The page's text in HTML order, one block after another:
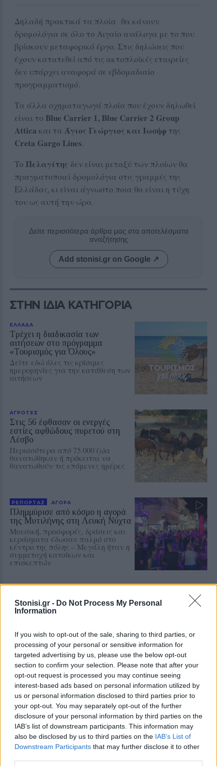
Stonisi.gr - Do Not Process My Personal
Information
If you wish to opt-out of the sale, sharing to third parties, or
processing of your personal or sensitive information for
targeted advertising by us, please use the below opt-out
section to confirm your selection. Please note that after your
opt-out request is processed you may continue seeing
interest-based ads based on personal information utilized by
us or personal information disclosed to third parties prior to
your opt-out. You may separately opt-out of the further
disclosure of your personal information by third parties on the
IAB’s list of downstream participants. This information may
also be disclosed by us to third parties on the IAB’s List of
Downstream Participants that may further disclose it to other
Δηλαδή πρακτικά τα πλοία θα κάνουν
δρομολόγια σε όλο το Αιγαίο ανάλογα με το που
βρίσκουν μεταφορικό έργο. Στις δηλώσεις που
έχουν κατατεθεί από τις ακτοπλοϊκές εταιρείες
δεν υπάρχει αναφορά σε εβδομαδιαίο
προγραμματισμό.
Τα άλλα οχηματαγωγά πλοία που έχουν δηλωθεί
είναι το Blue Carrier 1, Blue Carrier 2 Group
Attica και τα Άγιος Γεώργιος και Ιωσήφ της
Creta Gargo Lines.
Το Πελαγίτης δεν είναι μεταξύ των πλοίων θα
πραγματοποιεί δρομολόγια στις γραμμές της
Ελλάδας, κι είναι άγνωστο ποια θα είναι η τύχη
του ως αυτή την ώρα.
Δείτε περισσότερα άρθρα μας στα αποτελέσματα
αναζήτησης
Add stonisi.gr on Google ↗
ΣΤΗΝ ΙΔΙΑ ΚΑΤΗΓΟΡΙΑ
ΕΛΛΑΔΑ
Τρέχει η διαδικασία των
αιτήσεων στο πρόγραμμα
«Τουρισμός για Όλους»
Δείτε εδώ όλες τις κρίσιμες
ημερομηνίες για την κατάθεση των
αιτήσεων
ΑΓΡΟΤΕΣ
Στις 56 έφθασαν οι ενεργές
εστίες αφθώδους πυρετού στη
Λέσβο
Περισσότερα από 75.000 ζώα
θανατώθηκαν ή πρόκειται να
θανατωθούν τις επόμενες ημέρες
ΡΕΠΟΡΤΑΖ ΑΓΟΡΑ
Πλημμύρισε από κόσμο η αγορά
της Μυτιλήνης στη Λευκή Νύχτα
Μουσική, προσφορές, δράσεις και
κεράσματα έδωσαν παλμό στο
κέντρο της πόλης – Μεγάλη ήταν η
συμμετοχή κατοίκων και
επισκεπτών
Βουτιά έκανε το πραγματικό
εισόδημα των ελληνικών
νοικοκυριών
2026, η χειρότερη επίδοση μεταξύ
21 χωρών μελών του ΟΟΣΑ.
Καθοριστική η υποχώρηση των
κοινωνικών παροχών και του
εισοδήματος από περιουσιακά
στοιχεία
ΑΓΡΟΤΕΣ
Ανοιξε ξανά το ΟΣΔΕ του 2025
για νέες διορθώσεις
Παράλληλα με τις Ενιαίες
Αιτήσεις Ενίσχυσης του 2026 τα
ΚΥΔ θα πρέπει να κάνουν και τις
διορθώσεις στις αιτήσεις του 2025